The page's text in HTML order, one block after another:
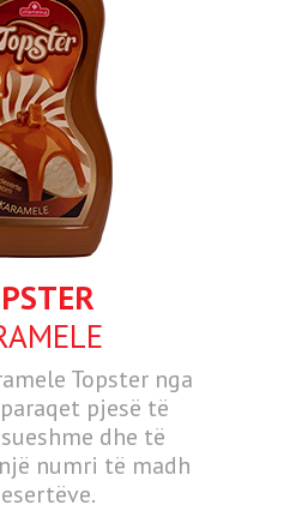
Topster nga
pjesë të
dhe të
numri të madh